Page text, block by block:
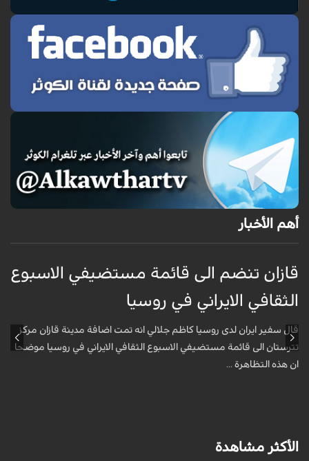
أهم الأخبار
قازان تنضم الى قائمة مستضيفي الاسبوع
الثقافي الايراني في روسيا
قال سفير ايران لدى روسيا كاظم جلالي انه تمت اضافة مدينة قازان مركز
تترستان الى قائمة مستضيفي الاسبوع الثقافي الايراني في روسيا موضحا
ان هذه التظاهرة ...
الأكثر مشاهدة